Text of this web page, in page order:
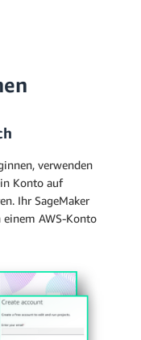
verwenden
Konto auf
Ihr SageMaker
AWS-Konto